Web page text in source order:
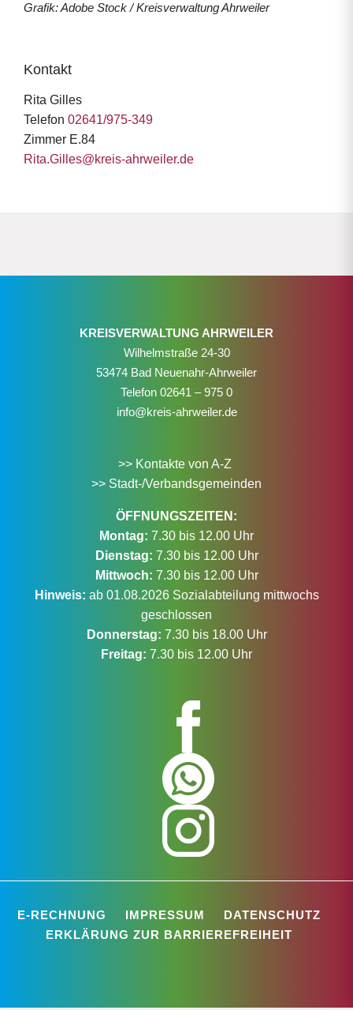
Grafik: Adobe Stock / Kreisverwaltung Ahrweiler
Kontakt
Rita Gilles
Telefon 02641/975-349
Zimmer E.84
Rita.Gilles@kreis-ahrweiler.de
KREISVERWALTUNG AHRWEILER
Wilhelmstraße 24-30
53474 Bad Neuenahr-Ahrweiler
Telefon 02641 – 975 0
info@kreis-ahrweiler.de
>> Kontakte von A-Z
>> Stadt-/Verbandsgemeinden
ÖFFNUNGSZEITEN:
Montag: 7.30 bis 12.00 Uhr
Dienstag: 7.30 bis 12.00 Uhr
Mittwoch: 7.30 bis 12.00 Uhr
Hinweis: ab 01.08.2026 Sozialabteilung mittwochs
geschlossen
Donnerstag: 7.30 bis 18.00 Uhr
Freitag: 7.30 bis 12.00 Uhr
E-RECHNUNG IMPRESSUM
DATENSCHUTZ
ERKLÄRUNG ZUR BARRIEREFREIHEIT